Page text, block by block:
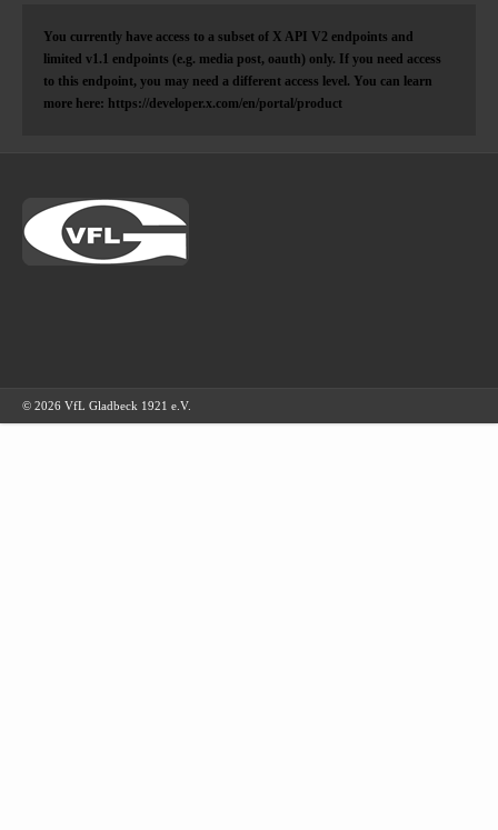
You currently have access to a subset of X API V2 endpoints and
limited v1.1 endpoints (e.g. media post, oauth) only. If you need access
to this endpoint, you may need a different access level. You can learn
more here: https://developer.x.com/en/portal/product
© 2026 VfL Gladbeck 1921 e.V.